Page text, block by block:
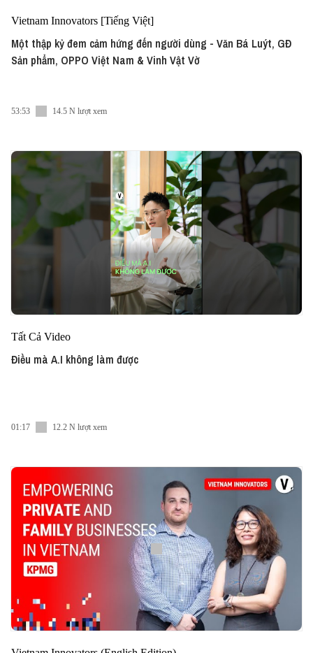
Vietnam Innovators [Tiếng Việt]
Một thập kỷ đem cảm hứng đến người dùng - Văn Bá Luýt, GĐ
Sản phẩm, OPPO Việt Nam & Vinh Vật Vờ
53:53 14.5 N lượt xem
Tất Cả Video
Điều mà A.I không làm được
01:17 12.2 N lượt xem